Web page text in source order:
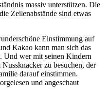
massiv unterstützen. Die
Zeilenabstände sind etwas
Einstimmung auf
Kakao kann man sich das
Und wer mit seinen Kindern
zu besuchen, der
darauf einstimmen.
und angeschaut